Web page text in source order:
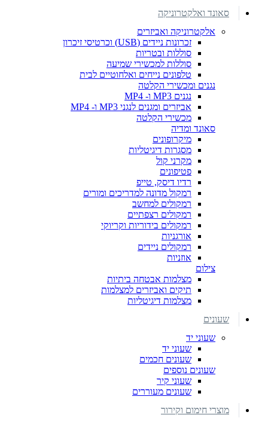
סאונד ואלקטרוניקה
אלקטרוניקה ואביזרים
זכרונות ניידים (USB) וכרטיסי זיכרון
סוללות ובטריות
סוללות למכשירי שמיעה
טלפונים נייחים ואלחוטיים לבית
נגנים ומכשירי הקלטה
נגנים MP3 ו- MP4
אביזרים ומגנים לנגני MP3 ו- MP4
מכשירי הקלטה
סאונד ומדיה
מיקרופונים
מסגרות דיגיטליות
מקרני קול
פטיפונים
רדיו דיסק, טייפ
רמקול מדונה למדריכים ומורים
רמקולים למחשב
רמקולים רצפתיים
רמקולים בידוריות וקריוקי
אורגניות
רמקולים ניידים
אוזניות
צילום
מצלמות אבטחה ביתיות
תיקים ואביזרים למצלמות
מצלמות דיגיטליות
שעונים
שעוני יד
שעוני יד
שעונים חכמים
שעונים נוספים
שעוני קיר
שעונים מעוררים
מוצרי חימום וקירור